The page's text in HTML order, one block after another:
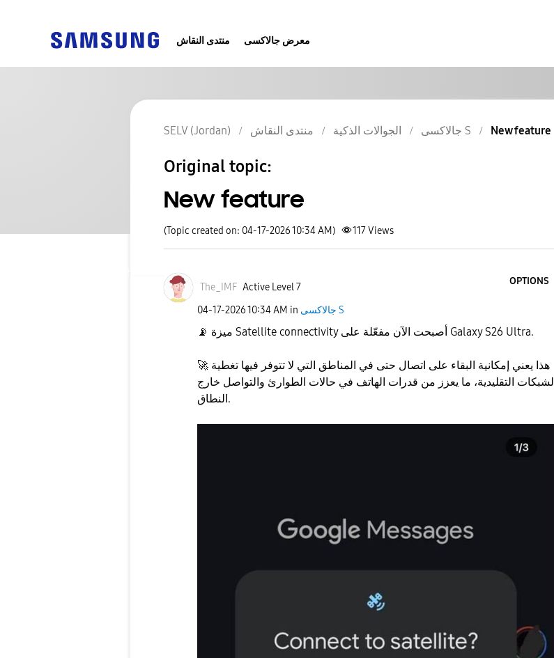
منتدى النقاش معرض جالاكسى
SELV (Jordan) منتدى النقاش الجوالات الذكية جالاكسى S New feature
Original topic:
New feature
(Topic created on: 04-17-2026 10:34 AM) 117Views
The_IMF Active Level 7
OPTIONS
‎04-17-202610:34 AM in جالاكسى S
📡 ميزة Satellite connectivity أصبحت الآن مفعّلة على Galaxy S26 Ultra.
🚀
الشبكات التقليدية، ما يعزز من قدرات الهاتف في حالات الطوارئ والتواصل خارج
النطاق.